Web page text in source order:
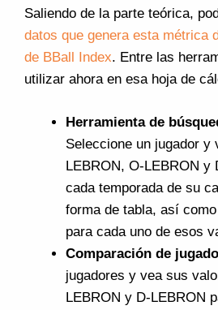
Saliendo de la parte teórica,
datos que genera esta métrica
de BBall Index. Entre las
utilizar ahora en esa hoja de
Herramienta de
Seleccione un jugador y
LEBRON, O-LEBRON y
cada temporada de su
forma de tabla, así
para cada uno de esos
Comparación de
jugadores y vea sus
LEBRON y D-LEBRON